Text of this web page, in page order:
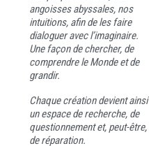
angoisses abyssales, nos
intuitions, afin de les faire
dialoguer avec l’imaginaire.
Une façon de chercher, de
comprendre le Monde et de
grandir.
Chaque création devient ainsi
un espace de recherche, de
questionnement et, peut-être,
de réparation.